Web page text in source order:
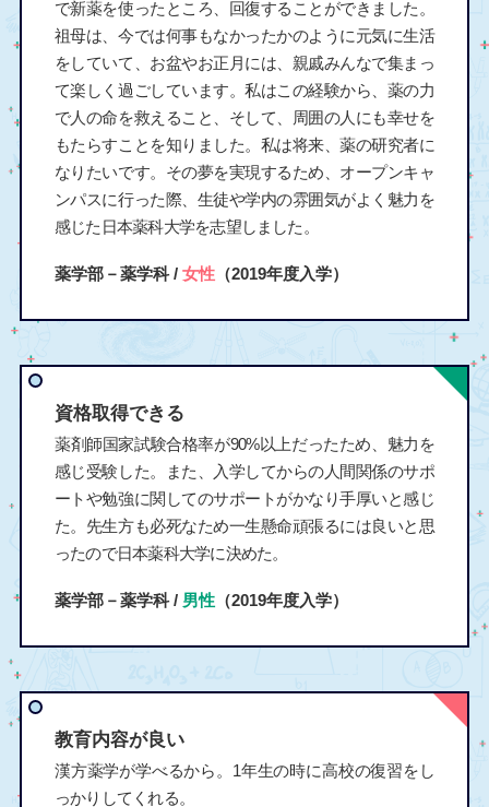
で新薬を使ったところ、回復することができました。
祖母は、今では何事もなかったかのように元気に生活
をしていて、お盆やお正月には、親戚みんなで集まっ
て楽しく過ごしています。私はこの経験から、薬の力
で人の命を救えること、そして、周囲の人にも幸せを
もたらすことを知りました。私は将来、薬の研究者に
なりたいです。その夢を実現するため、オープンキャ
ンパスに行った際、生徒や学内の雰囲気がよく魅力を
感じた日本薬科大学を志望しました。
薬学部－薬学科 / 女性（2019年度入学）
資格取得できる
薬剤師国家試験合格率が90%以上だったため、魅力を
感じ受験した。また、入学してからの人間関係のサポ
ートや勉強に関してのサポートがかなり手厚いと感じ
た。先生方も必死なため一生懸命頑張るには良いと思
ったので日本薬科大学に決めた。
薬学部－薬学科 / 男性（2019年度入学）
教育内容が良い
漢方薬学が学べるから。1年生の時に高校の復習をし
っかりしてくれる。